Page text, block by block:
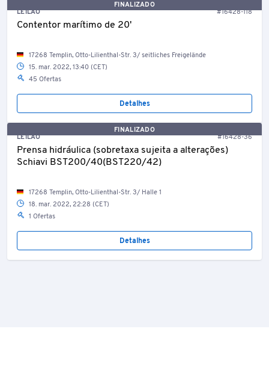
FINALIZADO
LEILÃO
#16428-118
Contentor marítimo de 20'
17268 Templin, Otto-Lilienthal-Str. 3/ seitliches Freigelände
15. mar. 2022, 13:40 (CET)
45 Ofertas
Detalhes
FINALIZADO
LEILÃO
#16428-36
Prensa hidráulica (sobretaxa sujeita a alterações)
Schiavi BST200/40(BST220/42)
17268 Templin, Otto-Lilienthal-Str. 3/ Halle 1
18. mar. 2022, 22:28 (CET)
1 Ofertas
Detalhes